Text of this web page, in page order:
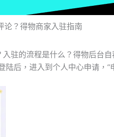
论？得物商家入驻指南
驻的流程是什么？得物后台自
陆后，进入到个人中心申请，“